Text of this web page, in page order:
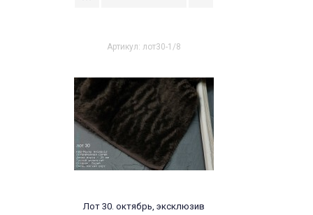
Артикул: лот30-1/8
Лот 30. октябрь, эксклюзив